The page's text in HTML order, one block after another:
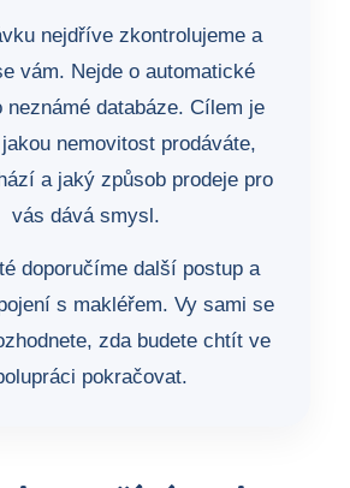
nejdříve zkontrolujeme a
vám. Nejde o automatické
neznámé databáze. Cílem je
nemovitost prodáváte,
a jaký způsob prodeje pro
vás dává smysl.
doporučíme další postup a
s makléřem. Vy sami se
zda budete chtít ve
pokračovat.